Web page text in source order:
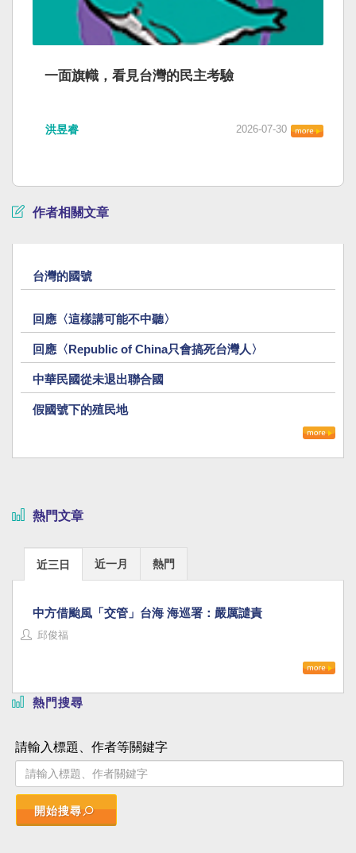
一面旗幟，看見台灣的民主考驗
洪昱睿 2026-07-30
作者相關文章
台灣的國號
回應〈這樣講可能不中聽〉
回應〈Republic of China只會搞死台灣人〉
中華民國從未退出聯合國
假國號下的殖民地
熱門文章
近三日 近一月 熱門
中方借颱風「交管」台海 海巡署：嚴厲譴責
邱俊福
熱門搜尋
請輸入標題、作者等關鍵字
開始搜尋